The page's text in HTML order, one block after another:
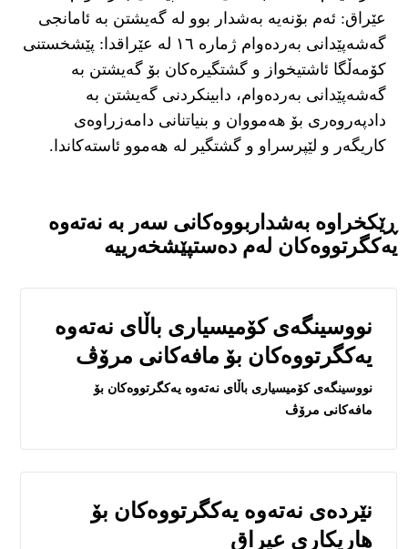
عێراق: ئەم بۆنەیە بەشدار بوو لە گەیشتن بە ئامانجی
گەشەپێدانی بەردەوام ژمارە ١٦ لە عێراقدا: پێشخستنی
کۆمەڵگا ئاشتیخواز و گشتگیرەکان بۆ گەیشتن بە
گەشەپێدانی بەردەوام، دابینکردنی گەیشتن بە
دادپەروەری بۆ هەمووان و بنیاتنانی دامەزراوەی
کاریگەر و لێپرسراو و گشتگیر لە هەموو ئاستەکاندا.
ڕێکخراوە بەشداربووەکانی سەر بە نەتەوە
یەکگرتووەکان لەم دەستپێشخەرییە
نووسینگه‌ی كۆمیسیاری باڵای نه‌ته‌وه‌
یه‌كگرتووه‌كان بۆ مافه‌كانی مرۆڤ
نووسینگه‌ی كۆمیسیاری باڵای نه‌ته‌وه‌ یه‌كگرتووه‌كان بۆ
مافه‌كانی مرۆڤ
نێرده‌ى نه‌ته‌وه‌ يه‌كگرتووه‌كان بۆ
هاريكارى عيراق